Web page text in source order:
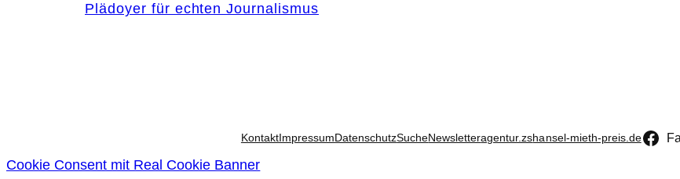
Plädoyer für echten Journalismus
KontaktImpressumDatenschutzSucheNewsletteragentur.zshansel-mieth-preis.de
Cookie Consent mit Real Cookie Banner